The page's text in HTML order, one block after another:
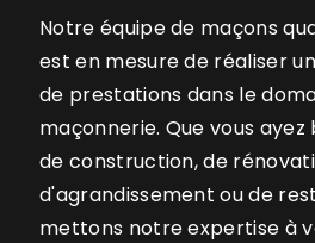
Notre équipe de maçons
est en mesure de réaliser
de prestations dans le
maçonnerie. Que vous
de construction, de
d'agrandissement ou de
mettons notre expertise à